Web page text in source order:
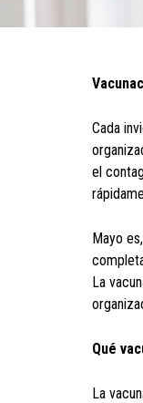
Cada
el
Mayo
La
Qué
La